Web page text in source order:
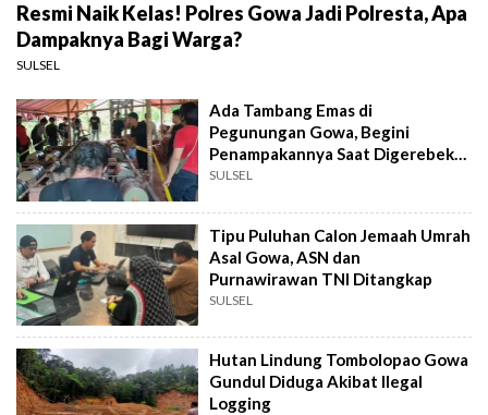
Resmi Naik Kelas! Polres Gowa Jadi Polresta, Apa
Dampaknya Bagi Warga?
SULSEL
Ada Tambang Emas di
Pegunungan Gowa, Begini
Penampakannya Saat Digerebek
Polisi
SULSEL
Tipu Puluhan Calon Jemaah Umrah
Asal Gowa, ASN dan
Purnawirawan TNI Ditangkap
SULSEL
Hutan Lindung Tombolopao Gowa
Gundul Diduga Akibat Ilegal
Logging